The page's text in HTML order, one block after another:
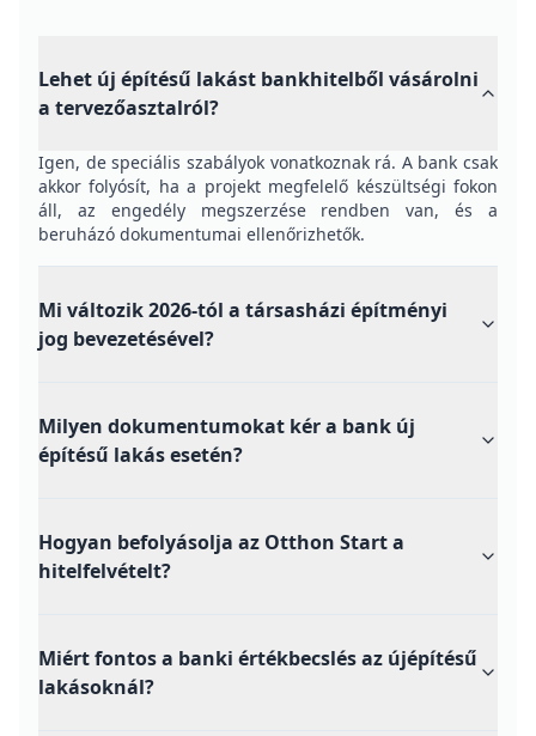
Lehet új építésű lakást bankhitelből vásárolni
a tervezőasztalról?
Igen, de speciális szabályok vonatkoznak rá. A bank csak
akkor folyósít, ha a projekt megfelelő készültségi fokon
áll, az engedély megszerzése rendben van, és a
beruházó dokumentumai ellenőrizhetők.
Mi változik 2026-tól a társasházi építményi
jog bevezetésével?
Milyen dokumentumokat kér a bank új
építésű lakás esetén?
Hogyan befolyásolja az Otthon Start a
hitelfelvételt?
Miért fontos a banki értékbecslés az újépítésű
lakásoknál?